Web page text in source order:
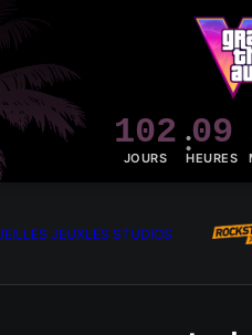
102
JOURS
09
HEURES
LES JEUXLES STUDIOS